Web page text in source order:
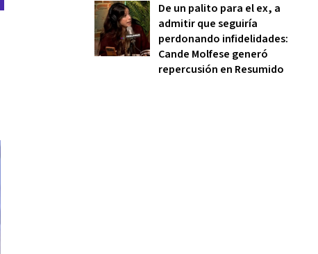
De un palito para el ex, a
admitir que seguiría
perdonando infidelidades:
Cande Molfese generó
repercusión en Resumido